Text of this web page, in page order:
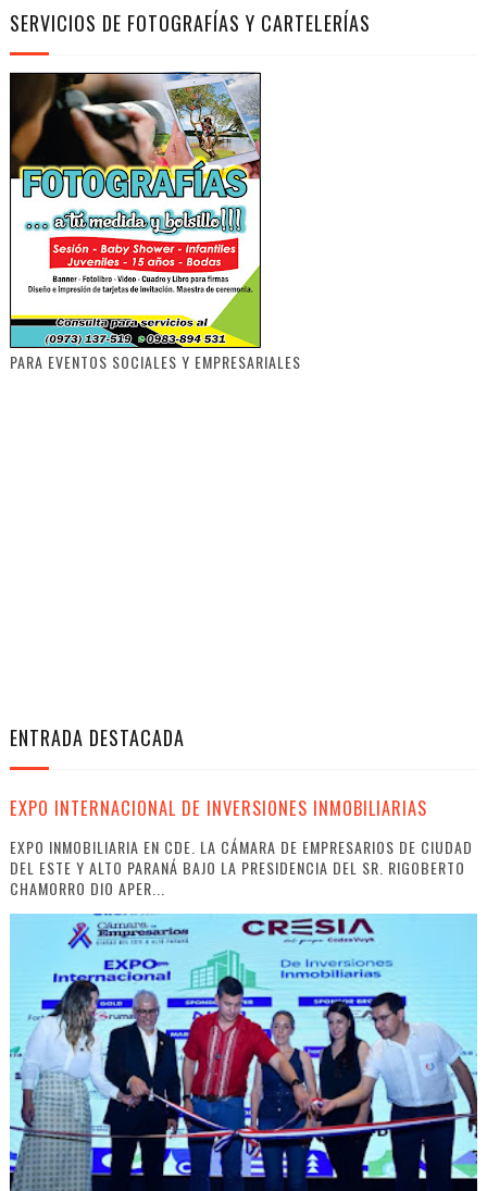
SERVICIOS DE FOTOGRAFÍAS Y CARTELERÍAS
PARA EVENTOS SOCIALES Y EMPRESARIALES
ENTRADA DESTACADA
EXPO INTERNACIONAL DE INVERSIONES INMOBILIARIAS
EXPO INMOBILIARIA EN CDE. LA CÁMARA DE EMPRESARIOS DE CIUDAD
DEL ESTE Y ALTO PARANÁ BAJO LA PRESIDENCIA DEL SR. RIGOBERTO
CHAMORRO DIO APER...